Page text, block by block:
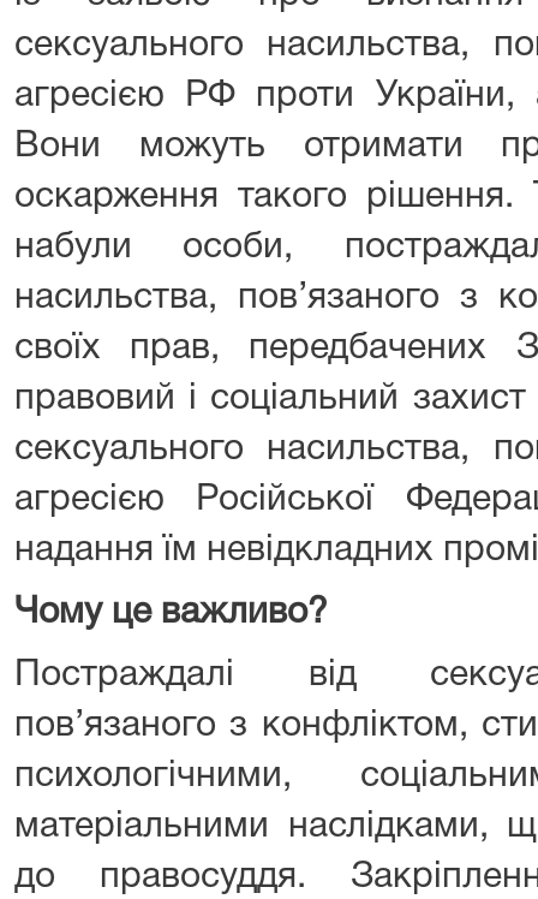
сексуального насильства,
агресією РФ проти України,
Вони можуть отримати
оскарження такого
набули особи,
насильства, пов’язаного з
своїх прав, передбачених
правовий і соціальний
сексуального насильства,
агресією Російської
надання їм невідкладних
Чому це важливо?
Постраждалі від
пов’язаного з конфліктом,
психологічними,
матеріальними наслідками,
до правосуддя.